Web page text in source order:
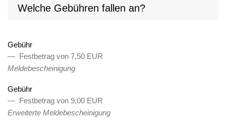
Welche Gebühren fallen an?
Gebühr
Festbetrag von 7,50 EUR
Meldebescheinigung
Gebühr
Festbetrag von 9,00 EUR
Erweiterte Meldebescheinigung